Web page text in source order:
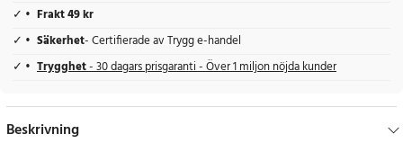
Frakt 49 kr
Säkerhet- Certifierade av Trygg e-handel
Trygghet- 30 dagars prisgaranti - Över 1 miljon nöjda kunder
Beskrivning